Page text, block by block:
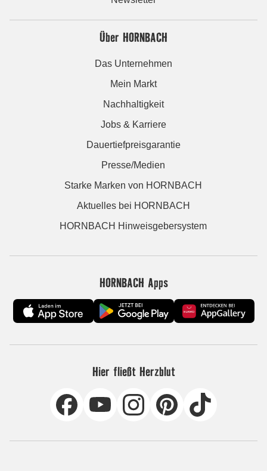
Über HORNBACH
Das Unternehmen
Mein Markt
Nachhaltigkeit
Jobs & Karriere
Dauertiefpreisgarantie
Presse/Medien
Starke Marken von HORNBACH
Aktuelles bei HORNBACH
HORNBACH Hinweisgebersystem
HORNBACH Apps
Hier fließt Herzblut